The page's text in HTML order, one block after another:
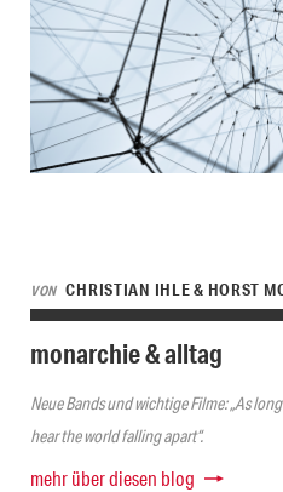
VON CHRISTIAN IHLE & HORST
monarchie & alltag
Neue Bands und wichtige Filme: „As
hear the world falling apart“.
mehr über diesen blog